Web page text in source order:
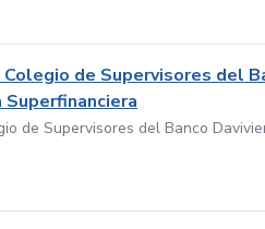
de Supervisores del
de Supervisores del Banco